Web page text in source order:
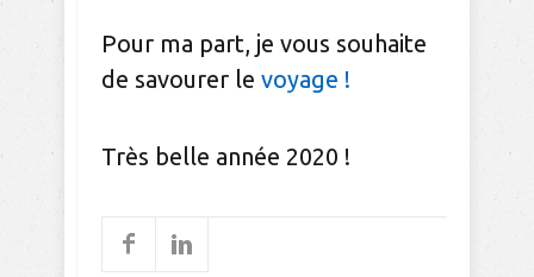
Pour ma part, je vous souhaite
de savourer le voyage !
Très belle année 2020 !